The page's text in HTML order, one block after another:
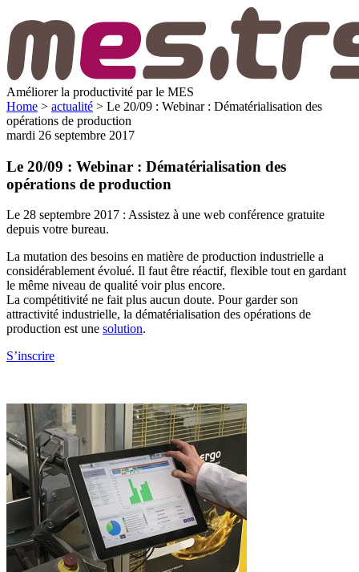
Améliorer la productivité par le MES
Home > actualité > Le 20/09 : Webinar : Dématérialisation des
opérations de production
mardi 26 septembre 2017
Le 20/09 : Webinar : Dématérialisation des
opérations de production
Le 28 septembre 2017 : Assistez à une web conférence gratuite
depuis votre bureau.
La mutation des besoins en matière de production industrielle a
considérablement évolué. Il faut être réactif, flexible tout en gardant
le même niveau de qualité voir plus encore.
La compétitivité ne fait plus aucun doute. Pour garder son
attractivité industrielle, la dématérialisation des opérations de
production est une solution.
S’inscrire